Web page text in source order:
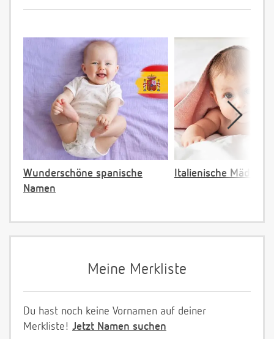
Wunderschöne spanische
Namen
Italienische
Meine Merkliste
Du hast noch keine Vornamen auf deiner
Merkliste! Jetzt Namen suchen